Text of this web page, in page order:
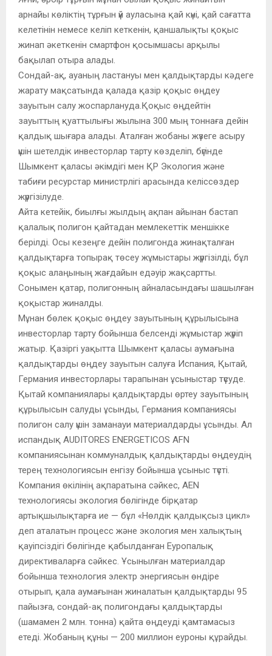
арнайы көліктің тұрғын үй ауласына қай күні, қай сағатта
келетінін немесе келіп кеткенін, қаншалықты қоқыс
жинап әкеткенін смартфон қосымшасы арқылы
бақылап отыра алады.
Сондай-ақ, ауаның ластануы мен қалдықтарды кәдеге
жарату мақсатында қалада қазір қоқыс өңдеу
зауытын салу жоспарлануда.Қоқыс өңдейтін
зауыттың қуаттылығы жылына 300 мың тоннаға дейін
қалдық шығара алады. Аталған жобаны жүзеге асыру
үшін шетелдік инвесторлар тарту көзделіп, бүгінде
Шымкент қаласы әкімдігі мен ҚР Экология және
табиғи ресурстар министрлігі арасында келіссөздер
жүргізілуде.
Айта кетейік, биылғы жылдың ақпан айынан бастап
қалалық полигон қайтадан мемлекеттік меншікке
берілді. Осы кезеңге дейін полигонда жинақталған
қалдықтарға топырақ төсеу жұмыстары жүргізілді, бұл
қоқыс алаңының жағдайын едәуір жақсартты.
Сонымен қатар, полигонның айналасындағы шашылған
қоқыстар жиналды.
Мұнан бөлек қоқыс өңдеу зауытының құрылысына
инвесторлар тарту бойынша белсенді жұмыстар жүріп
жатыр. Қазіргі уақытта Шымкент қаласы аумағына
қалдықтарды өңдеу зауытын салуға Испания, Қытай,
Германия инвесторлары тарапынан ұсыныстар түсуде.
Қытай компаниялары қалдықтарды өртеу зауытының
құрылысын салуды ұсынды, Германия компаниясы
полигон салу үшін заманауи материалдарды ұсынды. Ал
испандық AUDITORES ENERGETICOS AFN
компаниясынан коммуналдық қалдықтарды өңдеудің
терең технологиясын енгізу бойынша ұсыныс түсті.
Компания өкілінің ақпаратына сәйкес, AEN
технологиясы экология бөлігінде бірқатар
артықшылықтарға ие — бұл «Нөлдік қалдықсыз цикл»
деп аталатын процесс және экология мен халықтың
қауіпсіздігі бөлігінде қабылданған Еуропалық
директиваларға сәйкес. Ұсынылған материалдар
бойынша технология электр энергиясын өндіре
отырып, қала аумағынан жиналатын қалдықтарды 95
пайызға, сондай-ақ полигондағы қалдықтарды
(шамамен 2 млн. тонна) қайта өңдеуді қамтамасыз
етеді. Жобаның құны — 200 миллион еуроны құрайды.